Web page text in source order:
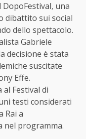
una
dibattito sui social
dello spettacolo.
Gabriele
decisione è stata
suscitate
Effe.
Festival di
testi considerati
Rai a
nel programma.